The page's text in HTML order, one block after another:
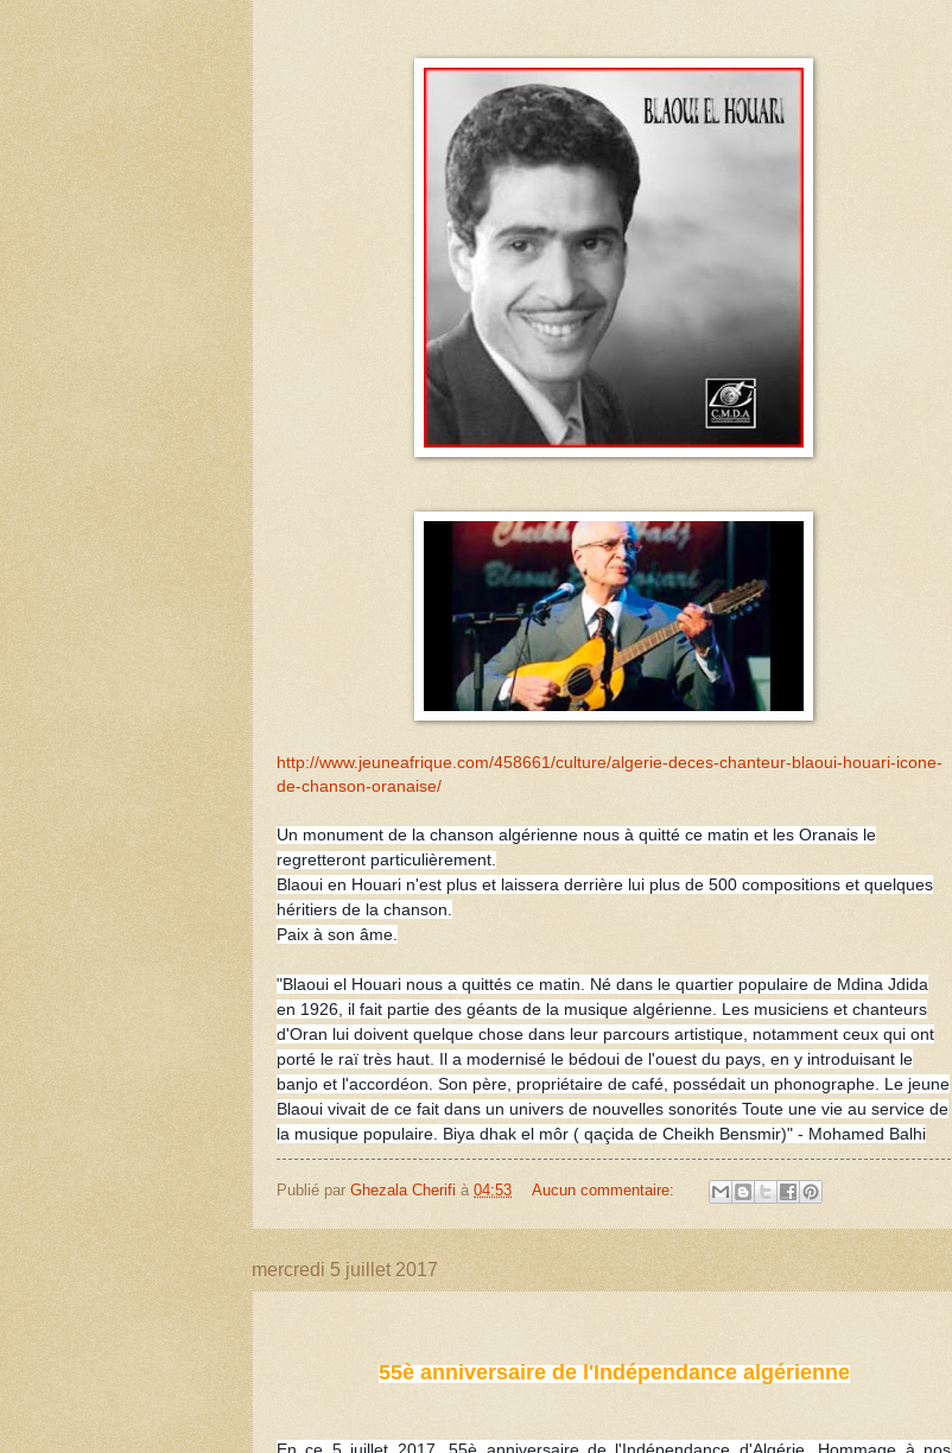
http://www.jeuneafrique.com/458661/culture/algerie-deces-chanteur-blaoui-houari-icone-
de-chanson-oranaise/
Un monument de la chanson algérienne nous à quitté ce matin et les Oranais le
regretteront particulièrement.
Blaoui en Houari n'est plus et laissera derrière lui plus de 500 compositions et quelques
héritiers de la chanson.
Paix à son âme.
"Blaoui el Houari nous a quittés ce matin. Né dans le quartier populaire de Mdina Jdida
en 1926, il fait partie des géants de la musique algérienne. Les musiciens et chanteurs
d'Oran lui doivent quelque chose dans leur parcours artistique, notamment ceux qui ont
porté le raï très haut. Il a modernisé le bédoui de l'ouest du pays, en y introduisant le
banjo et l'accordéon. Son père, propriétaire de café, possédait un phonographe. Le jeune
Blaoui vivait de ce fait dans un univers de nouvelles sonorités Toute une vie au service de
la musique populaire. Biya dhak el môr ( qaçida de Cheikh Bensmir)" - Mohamed Balhi
Publié par Ghezala Cherifi à 04:53 Aucun commentaire:
mercredi 5 juillet 2017
55è anniversaire de l'Indépendance algérienne
En ce 5 juillet 2017, 55è anniversaire de l'Indépendance d'Algérie. Hommage à nos